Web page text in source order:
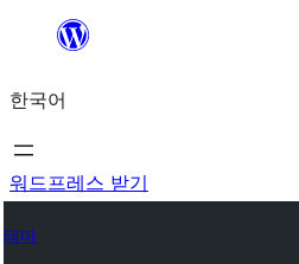
츠
로
바
가
한국어
워드프레스 받기
테마